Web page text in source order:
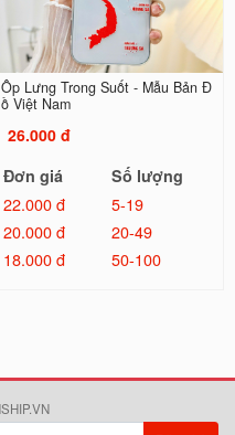
Ốp Lưng Trong Suốt - Mẫu Bản Đ
ồ Việt Nam
26.000 đ
Đơn giá
Số lượng
22.000 đ
5-19
20.000 đ
20-49
18.000 đ
50-100